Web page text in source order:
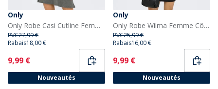
Only
Only Robe Casi Cutline Femme Gris castor
PVC27,99 €
Rabais18,00 €
Current
9,99 €
Nouveautés
Only
Only Robe Wilma Femme Côtelette Noir
PVC25,99 €
Rabais16,00 €
Current
9,99 €
Nouveautés